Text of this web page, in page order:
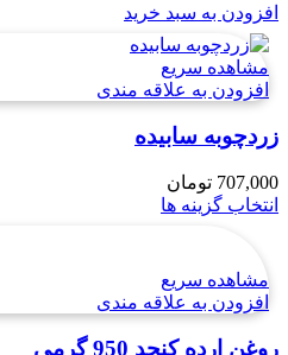
افزودن به سبد خرید
مشاهده سریع
افزودن به علاقه مندی
زردچوبه سابیده
707,000 تومان
انتخاب گزینه ها
مشاهده سریع
افزودن به علاقه مندی
روغن ارده کنجد 950 گرمی